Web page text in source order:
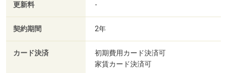
更新料 -
契約期間 2年
カード決済
初期費用カード決済可
家賃カード決済可